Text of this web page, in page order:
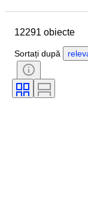
Obiect
Perioadă
Subiect
Culoare
12291 obiecte
Sortați după